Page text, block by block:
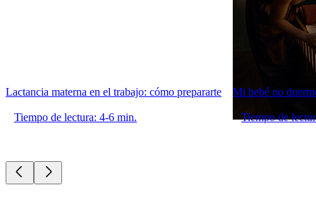
Lactancia materna en el trabajo: cómo prepararte
Tiempo de lectura: 4-6 min.
Mi bebé no
Tiempo de